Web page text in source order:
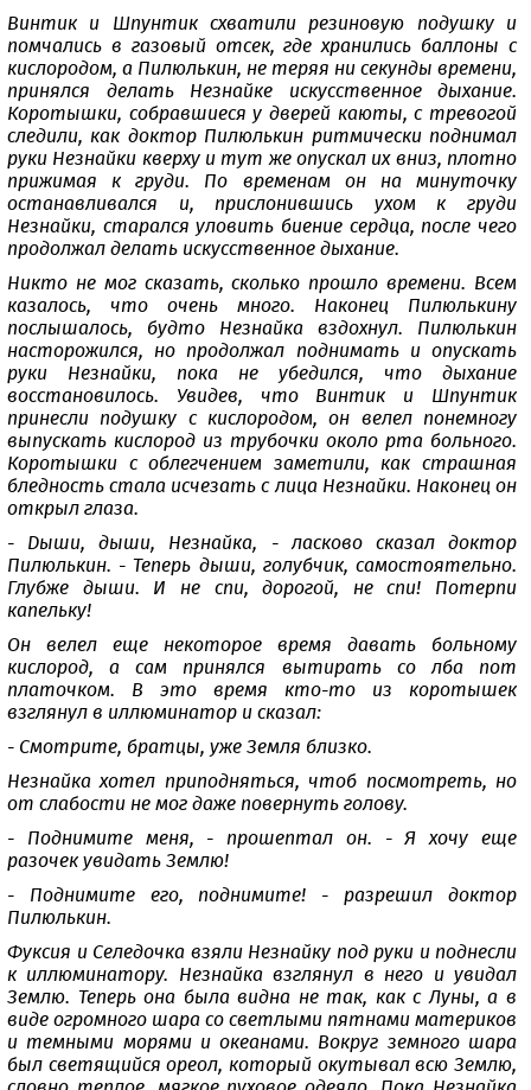
Винтик и Шпунтик схватили резиновую подушку и
помчались в газовый отсек, где хранились баллоны с
кислородом, а Пилюлькин, не теряя ни секунды времени,
принялся делать Незнайке искусственное дыхание.
Коротышки, собравшиеся у дверей каюты, с тревогой
следили, как доктор Пилюлькин ритмически поднимал
руки Незнайки кверху и тут же опускал их вниз, плотно
прижимая к груди. По временам он на минуточку
останавливался и, прислонившись ухом к груди
Незнайки, старался уловить биение сердца, после чего
продолжал делать искусственное дыхание.
Никто не мог сказать, сколько прошло времени. Всем
казалось, что очень много. Наконец Пилюлькину
послышалось, будто Незнайка вздохнул. Пилюлькин
насторожился, но продолжал поднимать и опускать
руки Незнайки, пока не убедился, что дыхание
восстановилось. Увидев, что Винтик и Шпунтик
принесли подушку с кислородом, он велел понемногу
выпускать кислород из трубочки около рта больного.
Коротышки с облегчением заметили, как страшная
бледность стала исчезать с лица Незнайки. Наконец он
открыл глаза.
- Дыши, дыши, Незнайка, - ласково сказал доктор
Пилюлькин. - Теперь дыши, голубчик, самостоятельно.
Глубже дыши. И не спи, дорогой, не спи! Потерпи
капельку!
Он велел еще некоторое время давать больному
кислород, а сам принялся вытирать со лба пот
платочком. В это время кто-то из коротышек
взглянул в иллюминатор и сказал:
- Смотрите, братцы, уже Земля близко.
Незнайка хотел приподняться, чтоб посмотреть, но
от слабости не мог даже повернуть голову.
- Поднимите меня, - прошептал он. - Я хочу еще
разочек увидать Землю!
- Поднимите его, поднимите! - разрешил доктор
Пилюлькин.
Фуксия и Селедочка взяли Незнайку под руки и поднесли
к иллюминатору. Незнайка взглянул в него и увидал
Землю. Теперь она была видна не так, как с Луны, а в
виде огромного шара со светлыми пятнами материков
и темными морями и океанами. Вокруг земного шара
был светящийся ореол, который окутывал всю Землю,